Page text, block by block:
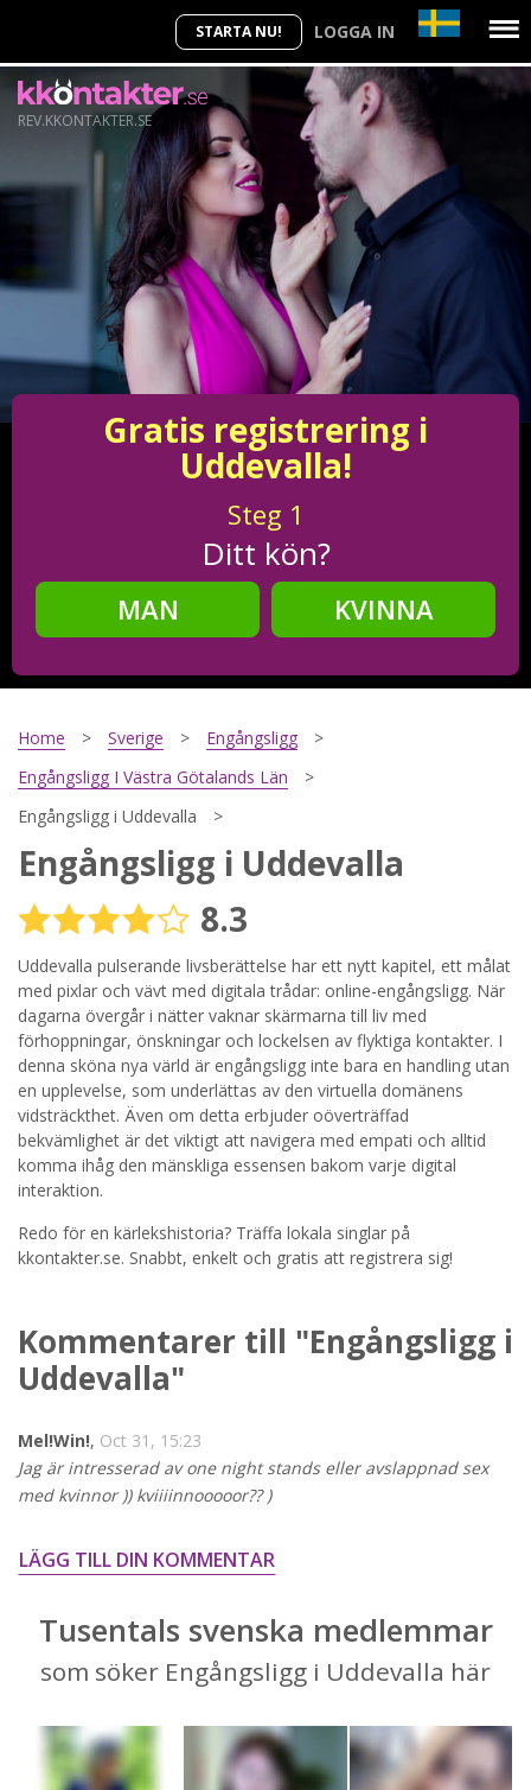
STARTA NU! LOGGA IN
REV.KKONTAKTER.SE
Gratis registrering i
Uddevalla!
Steg 1
Ditt kön?
MAN
KVINNA
Steg2
Steg 3
Din mailadress?
Genom att registrera godkänner jag Villkorenoch
Sekretesspolicyn. Jag godkänner att ta emot information och
reklam via e-post från hemsidans operatörer. Jag kan dra
tillbaka godkännande när jag vill.
STARTA NU!
Home Sverige
Engångsligg
Engångsligg I Västra Götalands Län
Engångsligg i Uddevalla
Engångsligg i Uddevalla
8.3
Uddevalla pulserande livsberättelse har ett nytt kapitel, ett målat
med pixlar och vävt med digitala trådar: online-engångsligg. När
dagarna övergår i nätter vaknar skärmarna till liv med
förhoppningar, önskningar och lockelsen av flyktiga kontakter. I
denna sköna nya värld är engångsligg inte bara en handling utan
en upplevelse, som underlättas av den virtuella domänens
vidsträckthet. Även om detta erbjuder oöverträffad
bekvämlighet är det viktigt att navigera med empati och alltid
komma ihåg den mänskliga essensen bakom varje digital
interaktion.
Redo för en kärlekshistoria? Träffa lokala singlar på
kkontakter.se. Snabbt, enkelt och gratis att registrera sig!
Kommentarer till "Engångsligg i
Uddevalla"
Mel!Win!, Oct 31, 15:23
Jag är intresserad av one night stands eller avslappnad sex
med kvinnor )) kviiiinnooooor?? )
LÄGG TILL DIN KOMMENTAR
Tusentals svenska medlemmar
som söker Engångsligg i Uddevalla här